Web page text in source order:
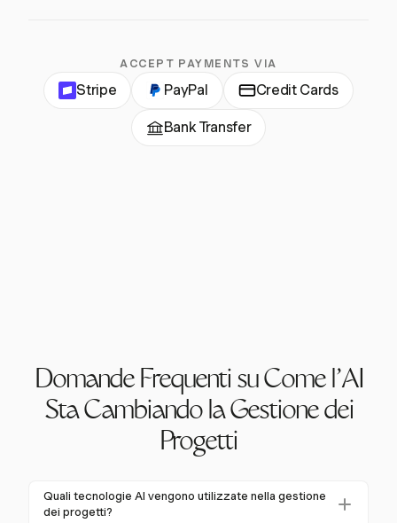
ACCEPT PAYMENTS VIA
Stripe PayPal Credit Cards
Bank Transfer
Domande Frequenti su Come l'AI
Sta Cambiando la Gestione dei
Progetti
Quali tecnologie AI vengono utilizzate nella gestione
dei progetti?